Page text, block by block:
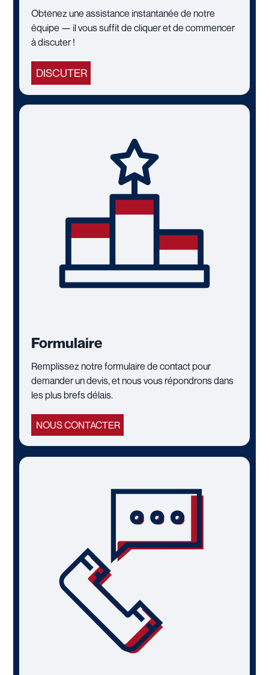
Obtenez une assistance instantanée de notre
équipe — il vous suffit de cliquer et de commencer
à discuter !
DISCUTER
Formulaire
Remplissez notre formulaire de contact pour
demander un devis, et nous vous répondrons dans
les plus brefs délais.
NOUS CONTACTER